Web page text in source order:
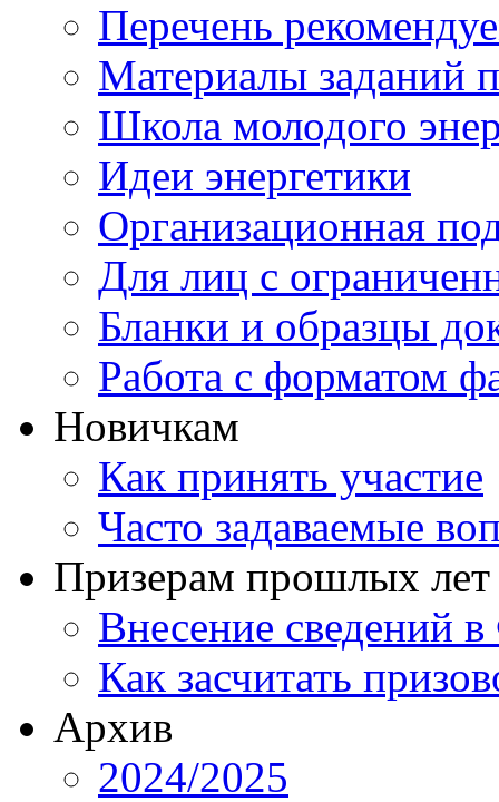
Перечень
Материалы заданий
Школа молодого
Идеи энергетики
Организационная
Для лиц с
Бланки и образцы
Работа с форматом
Новичкам
Как принять участие
Часто задаваемые
Призерам прошлых лет
Внесение
Как засчитать
Архив
2024/2025